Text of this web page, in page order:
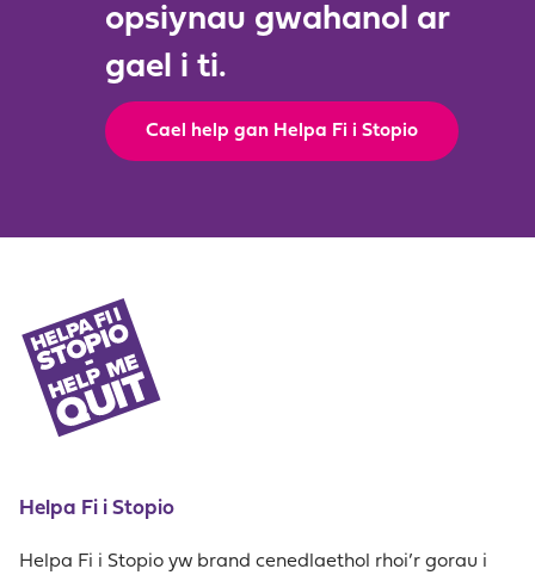
opsiynau gwahanol ar
gael i ti.
Cael help gan Helpa Fi i Stopio
Helpa Fi i Stopio
Helpa Fi i Stopio yw brand cenedlaethol rhoi’r gorau i